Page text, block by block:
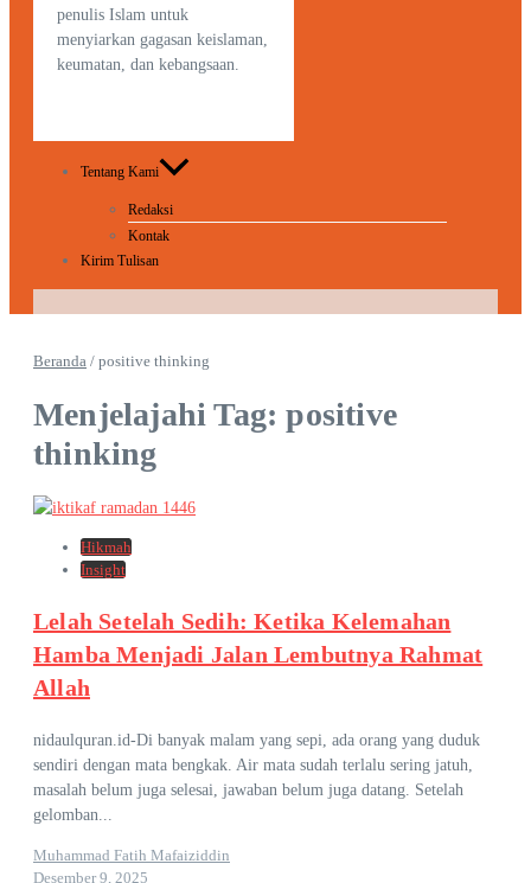
penulis Islam untuk
menyiarkan gagasan keislaman,
keumatan, dan kebangsaan.
Tentang Kami
Redaksi
Kontak
Kirim Tulisan
Beranda / positive thinking
Menjelajahi Tag: positive
thinking
Hikmah
Insight
Lelah Setelah Sedih: Ketika Kelemahan
Hamba Menjadi Jalan Lembutnya Rahmat
Allah
nidaulquran.id-Di banyak malam yang sepi, ada orang yang duduk
sendiri dengan mata bengkak. Air mata sudah terlalu sering jatuh,
masalah belum juga selesai, jawaban belum juga datang. Setelah
gelomban...
Muhammad Fatih Mafaiziddin
Desember 9, 2025